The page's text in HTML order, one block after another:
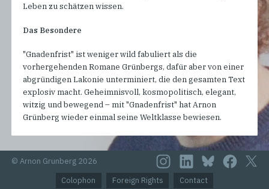
Leben zu schätzen wissen.
Das Besondere
"Gnadenfrist" ist weniger wild fabuliert als die
vorhergehenden Romane Grünbergs, dafür aber von einer
abgründigen Lakonie unterminiert, die den gesamten Text
explosiv macht. Geheimnisvoll, kosmopolitisch, elegant,
witzig und bewegend – mit "Gnadenfrist" hat Arnon
Grünberg wieder einmal seine Weltklasse bewiesen.
© Arnon Grunberg 2026
Colophon
Foreign Rights Contact